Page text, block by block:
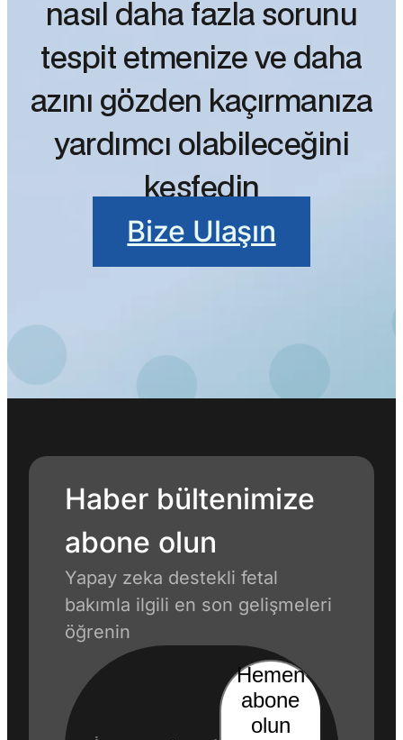
nasıl daha fazla sorunu
tespit etmenize ve daha
azını gözden kaçırmanıza
yardımcı olabileceğini
keşfedin
Bize Ulaşın
Haber bültenimize
abone olun
Yapay zeka destekli fetal
bakımla ilgili en son gelişmeleri
öğrenin
Hemen
abone
olun